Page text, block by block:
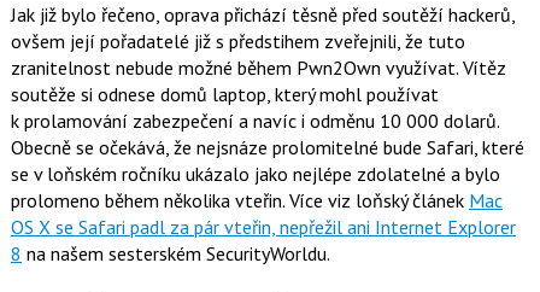
Jak již bylo řečeno, oprava přichází těsně před soutěží hackerů,
ovšem její pořadatelé již s předstihem zveřejnili, že tuto
zranitelnost nebude možné během Pwn2Own využívat. Vítěz
soutěže si odnese domů laptop, který mohl používat
k prolamování zabezpečení a navíc i odměnu 10 000 dolarů.
Obecně se očekává, že nejsnáze prolomitelné bude Safari, které
se v loňském ročníku ukázalo jako nejlépe zdolatelné a bylo
prolomeno během několika vteřin. Více viz loňský článek Mac
OS X se Safari padl za pár vteřin, nepřežil ani Internet Explorer
8 na našem sesterském SecurityWorldu.